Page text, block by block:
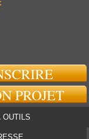
PROJET
OUTILS